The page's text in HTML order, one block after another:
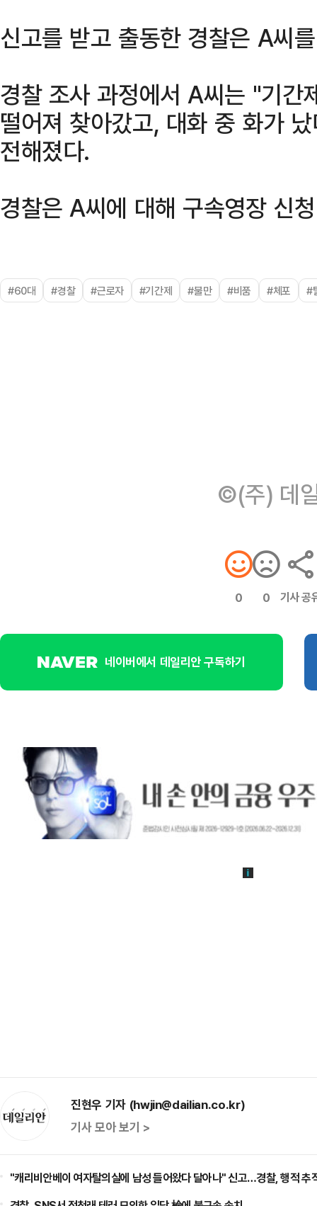
신고를 받고 출동한 경찰은 A씨
경찰 조사 과정에서 A씨는 "기간
떨어져 찾아갔고, 대화 중 화가
전해졌다.
경찰은 A씨에 대해 구속영장 신
#60대 #경찰 #근로자 #기간제 #불만 #비품 #체포 #
©(주) 데
0 0 기사 공
네이버에서 데일리안 구독하기
진현우 기자 (hwjin@dailian.co.kr)
기사 모아 보기 >
"캐리비안베이 여자탈의실에 남성 들어왔다 달아나" 신고…경찰, 행적 추